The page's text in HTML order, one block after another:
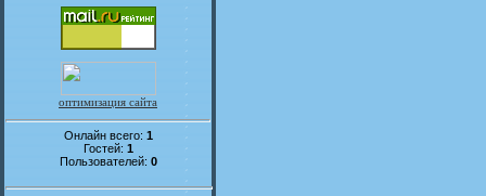
оптимизация сайта
Онлайн всего: 1
Гостей: 1
Пользователей: 0